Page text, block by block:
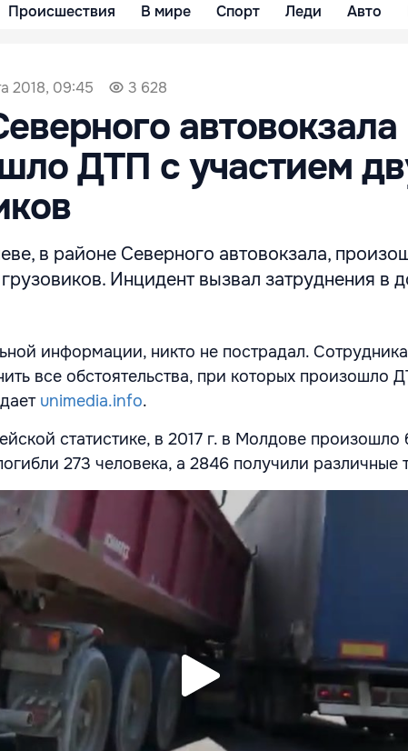
Происшествия В мире Спорт Леди Авто
2018, 09:45 3 628
автовокзала
ДТП с участием
в районе Северного автовокзала,
Инцидент вызвал затруднения в
информации, никто не пострадал.
все обстоятельства, при которых произошло
unimedia.info.
статистике, в 2017 г. в Молдове произошло
273 человека, а 2846 получили различные